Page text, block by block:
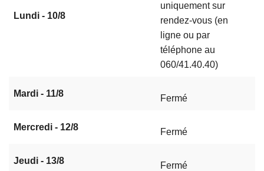
Lundi - 10/8
uniquement sur
rendez-vous (en
ligne ou par
téléphone au
060/41.40.40)
Mardi - 11/8 Fermé
Mercredi - 12/8 Fermé
Jeudi - 13/8 Fermé